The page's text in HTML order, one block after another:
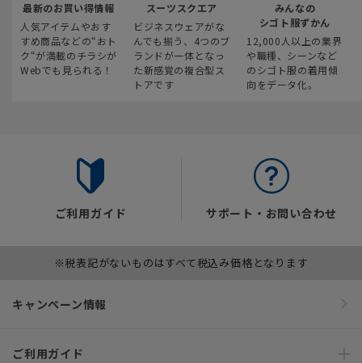
最新のお買い得情報
人気アイテムやおす
すめ商品などの“おト
ク“が満載のチラシが
Webでも見られる！
スーツスクエア
ビジネスウェアがな
んでも揃う、4つのブ
ランドが一体となっ
た新感覚の複合型ス
トアです
みんなの
シゴト服ずかん
12,000人以上の業界
や職種、シーンなど
のシゴト服の着用傾
向をデータ化。
ご利用ガイド サポート・お問い合わせ
※税表記がないものはすべて税込み価格となります
キャンペーン情報
ご利用ガイド